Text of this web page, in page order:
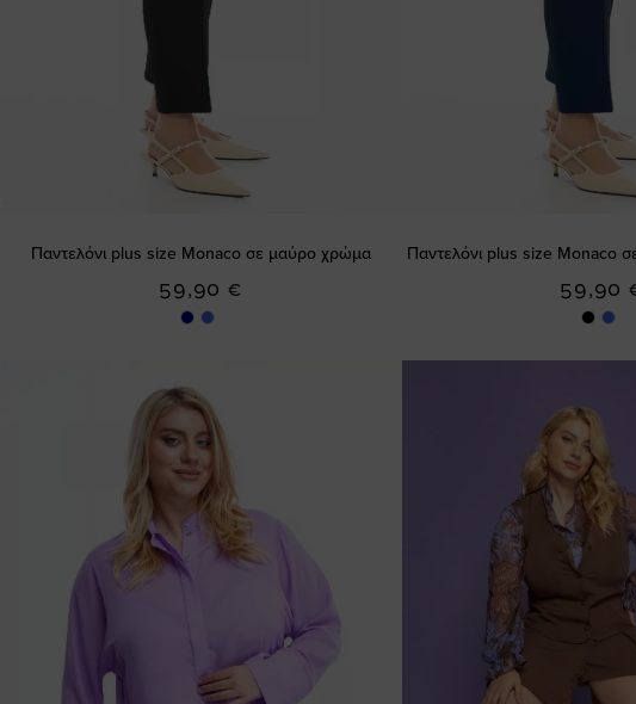
Παντελόνι plus size Monaco σε μαύρο χρώμα
59,90 €
Παντελόνι plus size Monaco
59,90